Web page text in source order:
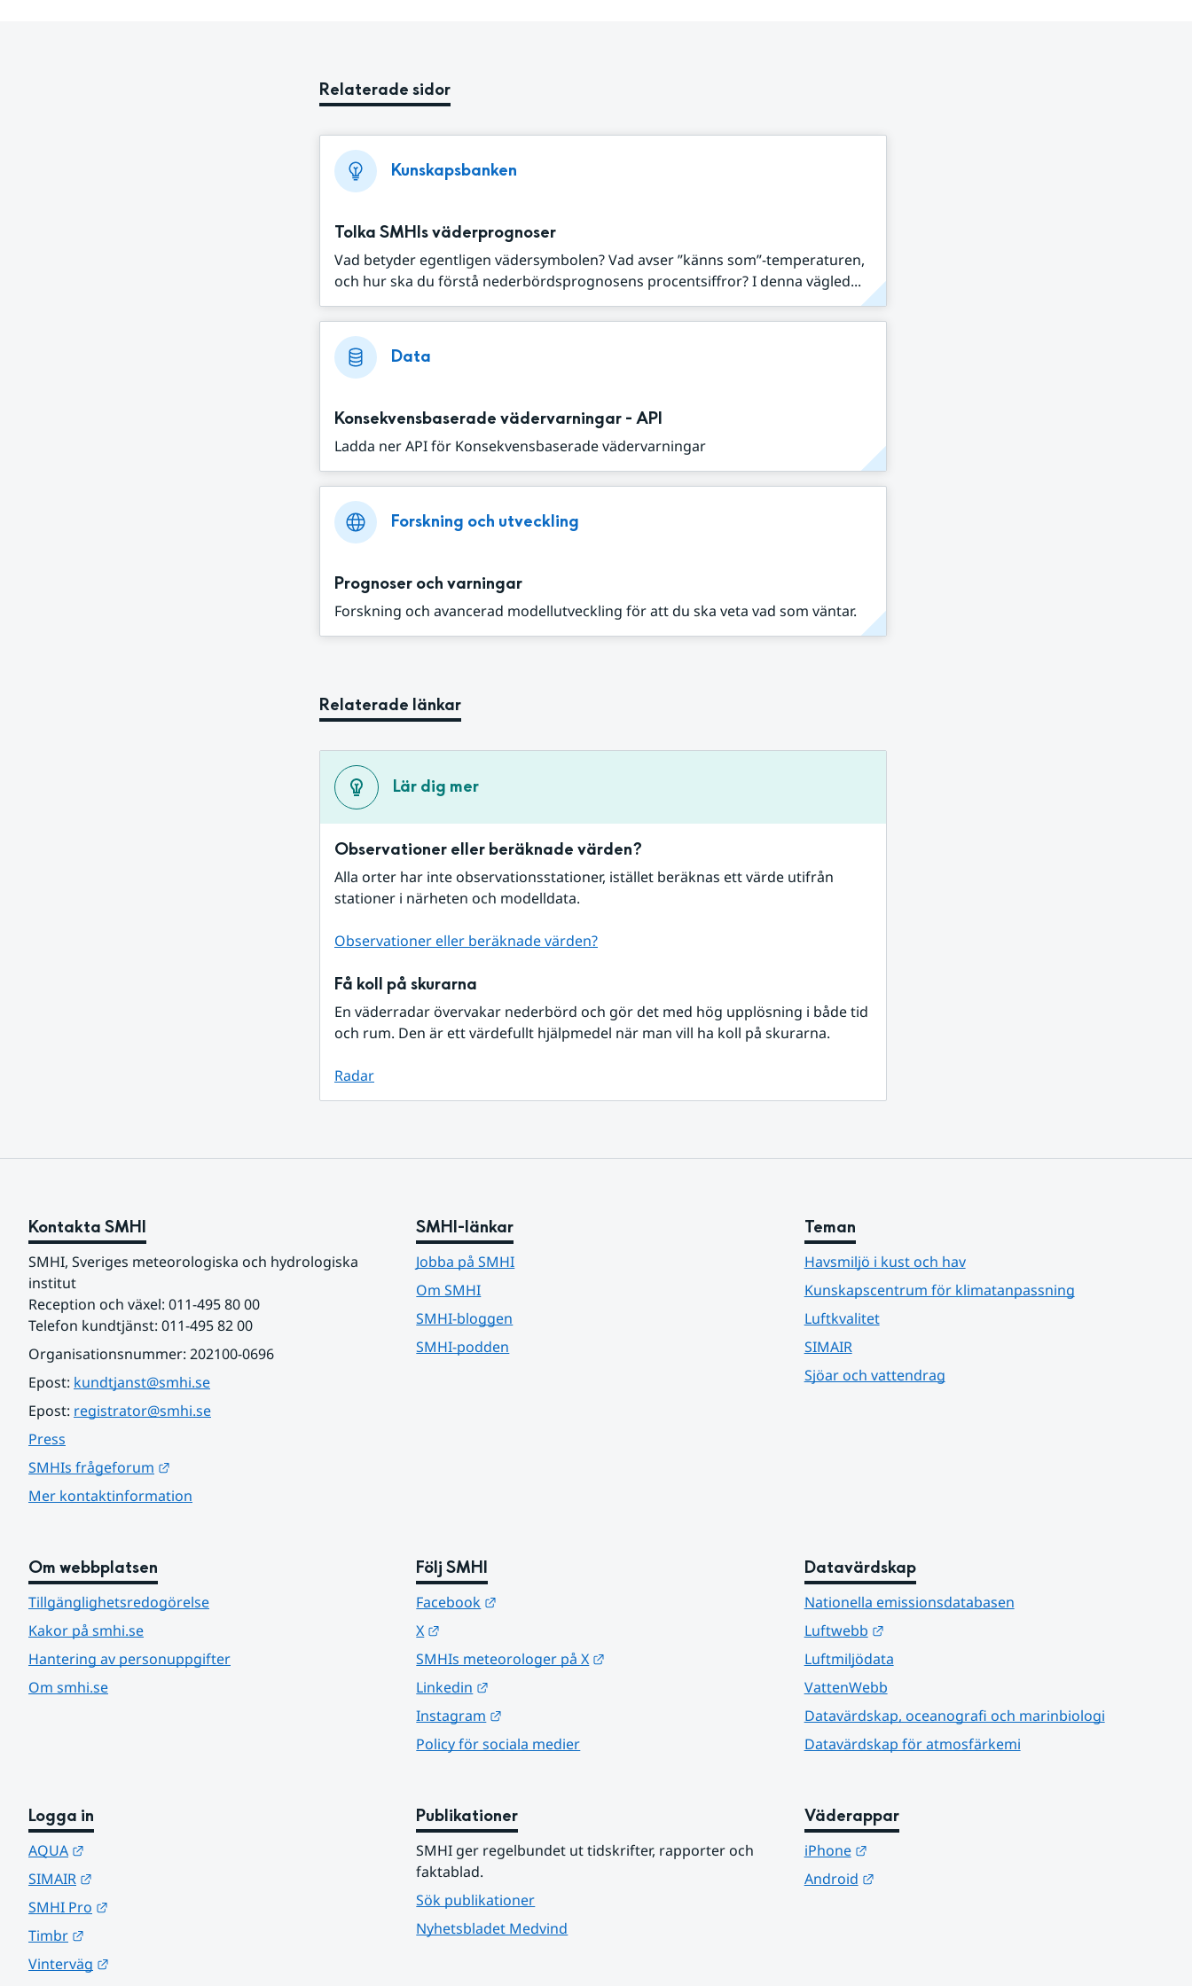
Relaterade sidor
Kunskapsbanken
Tolka SMHIs väderprognoser
Vad betyder egentligen vädersymbolen? Vad avser ”känns som”-temperaturen,
och hur ska du förstå nederbördsprognosens procentsiffror? I denna vägled...
Data
Konsekvensbaserade vädervarningar - API
Ladda ner API för Konsekvensbaserade vädervarningar
Forskning och utveckling
Prognoser och varningar
Forskning och avancerad modellutveckling för att du ska veta vad som väntar.
Relaterade länkar
Lär dig mer
Observationer eller beräknade värden?
Alla orter har inte observationsstationer, istället beräknas ett värde utifrån
stationer i närheten och modelldata.
Observationer eller beräknade värden?
Få koll på skurarna
En väderradar övervakar nederbörd och gör det med hög upplösning i både tid
och rum. Den är ett värdefullt hjälpmedel när man vill ha koll på skurarna.
Radar
Kontakta SMHI
SMHI, Sveriges meteorologiska och hydrologiska
institut
Reception och växel: 011-495 80 00
Telefon kundtjänst: 011-495 82 00
Organisationsnummer: 202100-0696
Epost: kundtjanst@smhi.se
Epost: registrator@smhi.se
Press
SMHIs frågeforum
Mer kontaktinformation
SMHI-länkar
Jobba på SMHI
Om SMHI
SMHI-bloggen
SMHI-podden
Teman
Havsmiljö i kust och hav
Kunskapscentrum för klimatanpassning
Luftkvalitet
SIMAIR
Sjöar och vattendrag
Om webbplatsen
Tillgänglighetsredogörelse
Kakor på smhi.se
Hantering av personuppgifter
Om smhi.se
Följ SMHI
Facebook
X
SMHIs meteorologer på X
Linkedin
Instagram
Policy för sociala medier
Datavärdskap
Nationella emissionsdatabasen
Luftwebb
Länk till annan webbplats.
Luftmiljödata
VattenWebb
Datavärdskap, oceanografi och marinbiologi
Datavärdskap för atmosfärkemi
Logga in
AQUA
SIMAIR
SMHI Pro
Timbr
Vinterväg
Publikationer
SMHI ger regelbundet ut tidskrifter, rapporter och
faktablad.
Sök publikationer
Nyhetsbladet Medvind
Väderappar
iPhone
Länk till annan webbplats.
Android
Länk till annan webbplats.